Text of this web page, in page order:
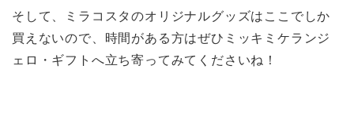
そして、ミラコスタのオリジナルグッズはここでしか
買えないので、時間がある方はぜひミッキミケランジ
ェロ・ギフトへ立ち寄ってみてくださいね！